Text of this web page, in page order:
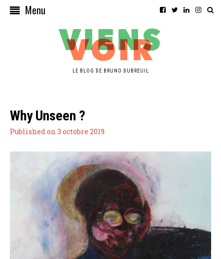
Menu
LE BLOG DE BRUNO DUBREUIL
Why Unseen ?
Published on 3 octobre 2019